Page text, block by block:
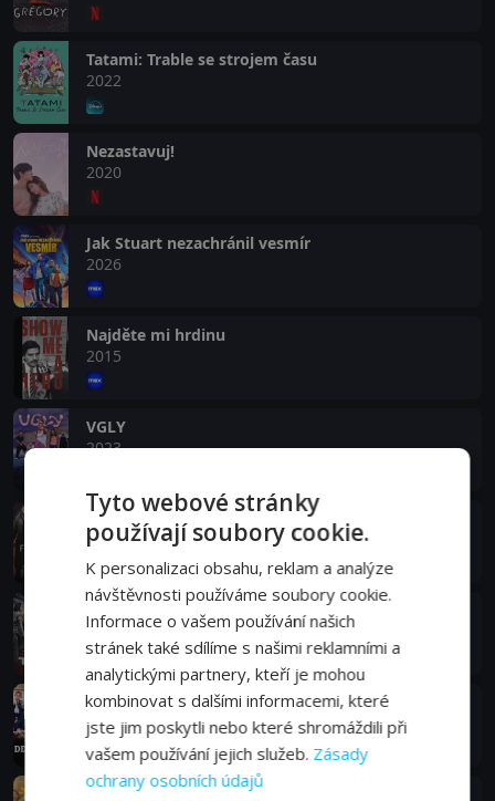
Tatami: Trable se strojem času
2022
Nezastavuj!
2020
Jak Stuart nezachránil vesmír
2026
Najděte mi hrdinu
2015
VGLY
2023
Frontier: V kůži nepřítele
2016
Tým SEAL
2017
Holky z Derry
2018
Virální hit
Tyto webové stránky
používají soubory cookie.
K personalizaci obsahu, reklam a analýze
návštěvnosti používáme soubory cookie.
Informace o vašem používání našich
stránek také sdílíme s našimi reklamními a
analytickými partnery, kteří je mohou
kombinovat s dalšími informacemi, které
jste jim poskytli nebo které shromáždili při
vašem používání jejich služeb. Zásady
ochrany osobních údajů